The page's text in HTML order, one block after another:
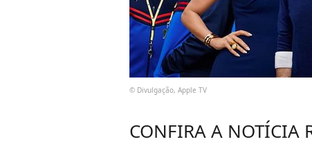
© Divulgação, Apple TV
CONFIRA A NOTÍCIA